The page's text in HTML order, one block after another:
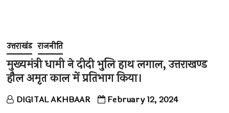
t
o
उत्तराखंड राजनीति
मुख्यमंत्री धामी ने दीदी भुलि हाथ लगाल, उत्तराखण्ड
हौल अमृत काल में प्रतिभाग किया।
DIGITAL AKHBAAR February 12, 2024